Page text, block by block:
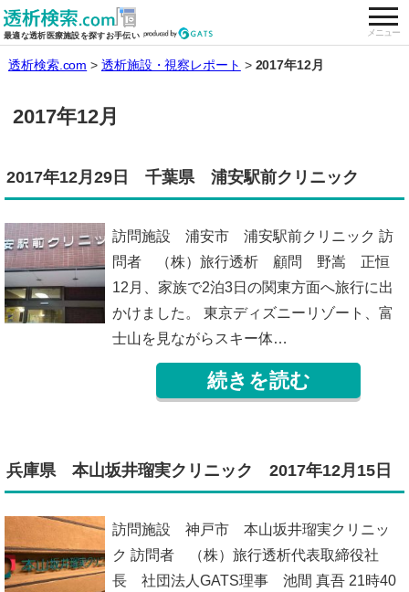
最適な透析医療施設を探すお手伝い メニュー
全国の透析施設を検索する
透析検索.com 透析施設・視察レポート 2017年12月
2017年12月
2017年12月29日 千葉県 浦安駅前クリニック
訪問施設 浦安市 浦安駅前クリニック 訪
問者 （株）旅行透析 顧問 野嵩 正恒
12月、家族で2泊3日の関東方面へ旅行に出
かけました。 東京ディズニーリゾート、富
士山を見ながらスキー体…
続きを読む
兵庫県 本山坂井瑠実クリニック 2017年12月15日
訪問施設 神戸市 本山坂井瑠実クリニッ
ク 訪問者 （株）旅行透析代表取締役社
長 社団法人GATS理事 池間 真吾 21時40